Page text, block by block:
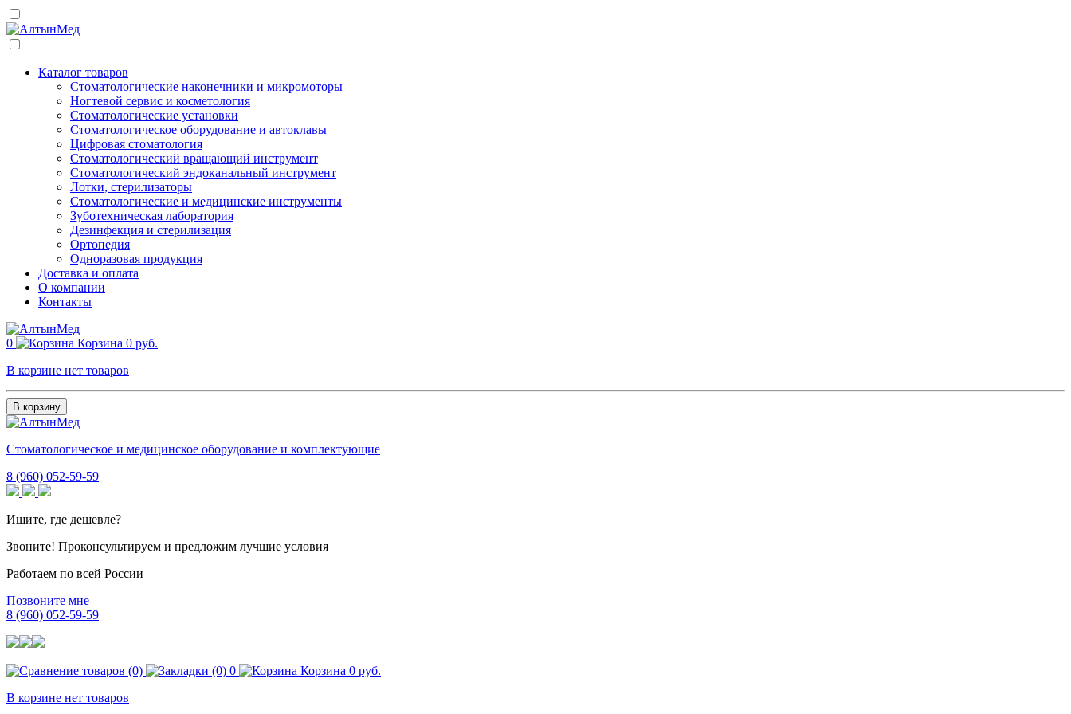
Каталог товаров
Стоматологические наконечники и микромоторы
Ногтевой сервис и косметология
Стоматологические установки
Стоматологическое оборудование и автоклавы
Цифровая стоматология
Стоматологический вращающий инструмент
Стоматологический эндоканальный инструмент
Лотки, стерилизаторы
Стоматологические и медицинские инструменты
Зуботехническая лаборатория
Дезинфекция и стерилизация
Ортопедия
Одноразовая продукция
Доставка и оплата
О компании
Контакты
0 Корзина 0 руб.
В корзине нет товаров
В корзину
Стоматологическое и медицинское оборудование и комплектующие
8 (960) 052-59-59
Ищите, где дешевле?
Звоните! Проконсультируем и предложим лучшие условия
Работаем по всей России
Позвоните мне
8 (960) 052-59-59
0 Корзина 0 руб.
В корзине нет товаров